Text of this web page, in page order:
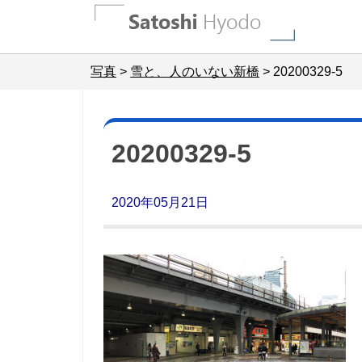
写真 > 雪と、人のいない新橋 > 20200329-5
20200329-5
2020年05月21日